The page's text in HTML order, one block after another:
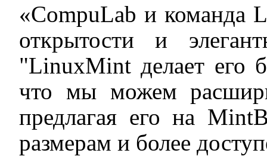
«CompuLab и команда
открытости и
"LinuxMint делает его
что мы можем
предлагая его на
размерам и более